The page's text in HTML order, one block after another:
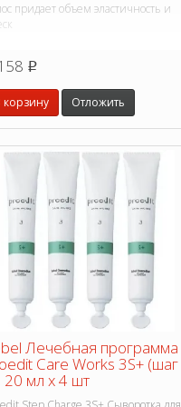
придает объем эластичность и
p
корзину Отложить
Лечебная программа
Care Works 3S+ (шаг
20 мл х 4 шт